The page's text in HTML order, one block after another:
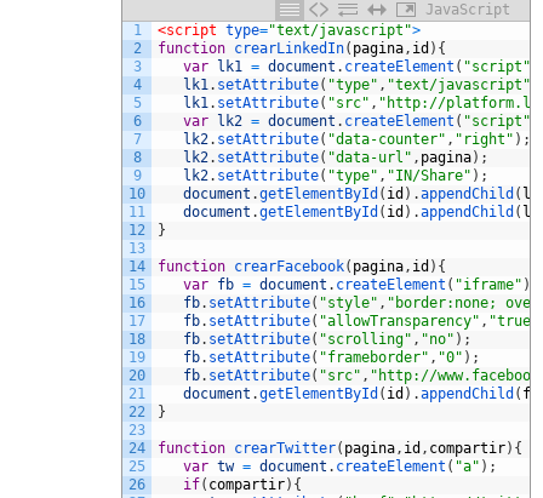
JavaScript
1
2
3
4
5
6
7
8
9
10
11
12
13
14
15
16
17
18
19
20
21
22
23
24
25
26
<script type="text/javascript">
function crearLinkedIn( pagina, id ) {
var
lk1 = document . createElement ( "script"
lk1. setAttribute( "type" , "text/javascript"
lk1. setAttribute( "src" , "http://
var
lk2 = document . createElement ( "script"
lk2. setAttribute( "data-counter" , "right" ) ;
lk2. setAttribute( "data-url" , pagina) ;
lk2. setAttribute( "type" , "IN/Share" ) ;
document .getElementById ( id ) .appendChild (
document .getElementById ( id ) .appendChild (
}
function crearFacebook( pagina, id ) {
var fb = document . createElement ( "iframe" )
fb. setAttribute( "style" , "border:none;
fb. setAttribute( "allowTransparency" , "true"
fb. setAttribute( "scrolling" , "no" ) ;
fb. setAttribute( "frameborder" , "0" ) ;
fb. setAttribute( "src" , "http://
document .getElementById ( id ) .appendChild ( fb
}
function crearTwitter( pagina, id , compartir) {
var tw = document . createElement ( "a" ) ;
if( compartir) {